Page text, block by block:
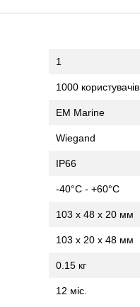
1
1000 користувачів
EM Marine
Wiegand
IP66
-40°С - +60°С
103 х 48 х 20 мм
103 x 20 x 48 мм
0.15 кг
12 міс.